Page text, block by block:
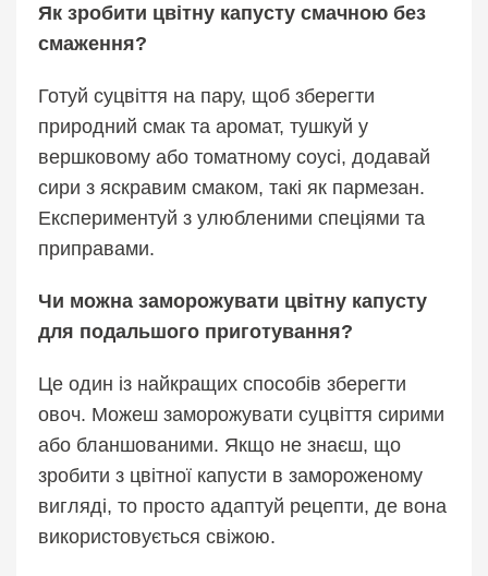
Як зробити цвітну капусту смачною без
смаження?
Готуй суцвіття на пару, щоб зберегти
природний смак та аромат, тушкуй у
вершковому або томатному соусі, додавай
сири з яскравим смаком, такі як пармезан.
Експериментуй з улюбленими спеціями та
приправами.
Чи можна заморожувати цвітну капусту
для подальшого приготування?
Це один із найкращих способів зберегти
овоч. Можеш заморожувати суцвіття сирими
або бланшованими. Якщо не знаєш, що
зробити з цвітної капусти в замороженому
вигляді, то просто адаптуй рецепти, де вона
використовується свіжою.